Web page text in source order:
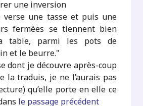
une inversion
verse une tasse et puis une
fermées se tiennent bien
table, parmi les pots de
et le beurre."
dont je découvre après-coup
la traduis, je ne l’aurais pas
qu’elle porte en elle ce
le passage précédent